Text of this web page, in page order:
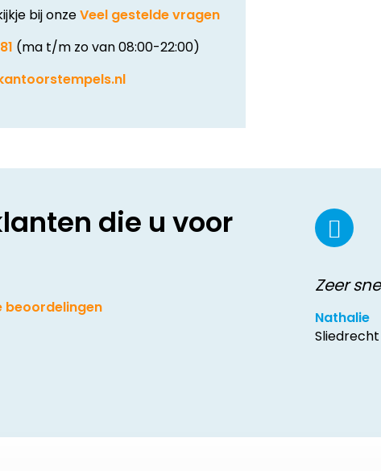
bij onzeVeel gestelde vragen
(ma t/m zo van 08:00-22:00)
die u voor
beoordelingen
Zeer
Nathalie
Sliedrecht